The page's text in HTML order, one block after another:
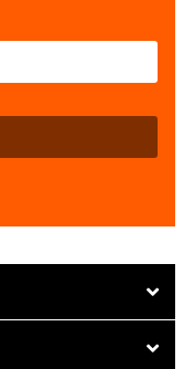
policy to subscribe to